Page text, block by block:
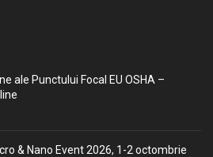
ale Punctului Focal EU OSHA –
& Nano Event 2026, 1-2 octombrie